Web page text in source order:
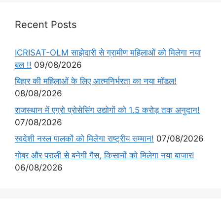
Recent Posts
ICRISAT-OLM साझेदारी से ग्रामीण महिलाओं को मिलेगा नया
बल !! 09/08/2026
बिहार की महिलाओं के लिए आत्मनिर्भरता का नया मॉडल!
08/08/2026
राजस्थान में एग्रो प्रोसेसिंग उद्योगों को 1.5 करोड़ तक अनुदान!
07/08/2026
स्वदेशी नस्ल पालकों को मिलेगा राष्ट्रीय सम्मान! 07/08/2026
गोबर और पराली से बनेगी गैस, किसानों को मिलेगा नया बाजार!
06/08/2026